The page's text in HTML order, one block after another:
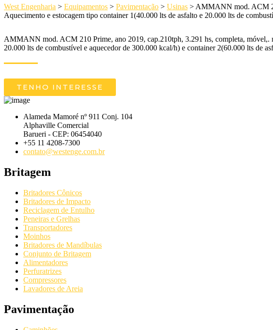
West Engenharia > Equipamentos > Pavimentação > Usinas > AMMANN mod. ACM
Aquecimento e estocagem tipo container 1(40.000 lts de asfalto e 20.000 lts de
AMMANN mod. ACM 210 Prime, ano 2019, cap.210tph, 3.291 hs, completa, móvel,.
20.000 lts de combustível e aquecedor de 300.000 kcal/h) e container 2(60.000 lts de
TENHO INTERESSE
Alameda Mamoré nº 911 Conj. 104
Alphaville Comercial
Barueri - CEP: 06454040
+55 11 4208-7300
contato@westenge.com.br
Britagem
Britadores Cônicos
Britadores de Impacto
Reciclagem de Entulho
Peneiras e Grelhas
Transportadores
Moinhos
Britadores de Mandíbulas
Conjunto de Britagem
Alimentadores
Perfuratrizes
Compressores
Lavadores de Areia
Pavimentação